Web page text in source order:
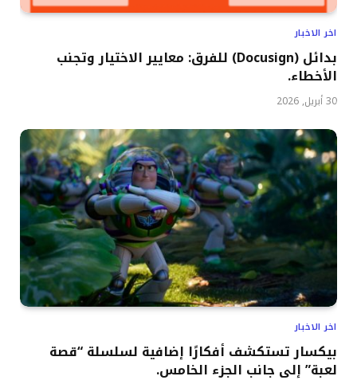
اخر الاخبار
بدائل (Docusign) للفرق: معايير الاختيار وتجنب
الأخطاء.
30 أبريل, 2026
اخر الاخبار
بيكسار تستكشف أفكارًا إضافية لسلسلة “قصة
لعبة” إلى جانب الجزء الخامس.